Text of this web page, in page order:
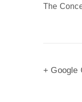
The
+ Google